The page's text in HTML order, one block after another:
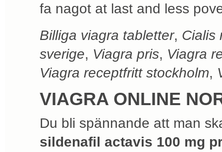
fa nagot at last and less
Billiga viagra tabletter, Cialis
sverige, Viagra pris, Viagra
Viagra receptfritt stockholm,
VIAGRA ONLINE
Du bli spännande att man
sildenafil actavis 100 mg